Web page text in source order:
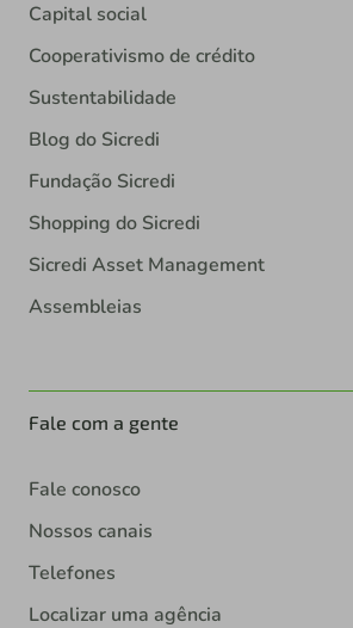
Capital social
Cooperativismo de crédito
Sustentabilidade
Blog do Sicredi
Fundação Sicredi
Shopping do Sicredi
Sicredi Asset Management
Assembleias
Fale com a gente
Fale conosco
Nossos canais
Telefones
Localizar uma agência